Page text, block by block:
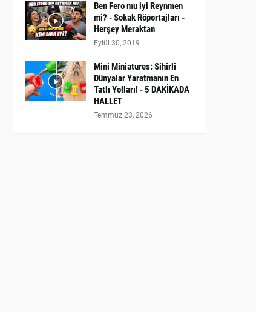
Ben Fero mu iyi Reynmen
mi? - Sokak Röportajları -
Herşey Meraktan
Eylül 30, 2019
Mini Miniatures: Sihirli
Dünyalar Yaratmanın En
Tatlı Yolları! - 5 DAKİKADA
HALLET
Temmuz 23, 2026